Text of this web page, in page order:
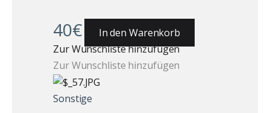
40€
In den Warenkorb
Zur Wunschliste hinzufügen
Zur Wunschliste hinzufügen
Sonstige